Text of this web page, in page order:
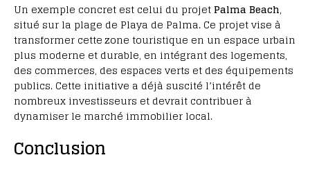
Un exemple concret est celui du projetPalma Beach,
situé sur la plage de Playa de Palma. Ce projet vise à
transformer cette zone touristique en un espace urbain
plus moderne et durable, en intégrant des logements,
des commerces, des espaces verts et des équipements
publics. Cette initiative a déjà suscité l’intérêt de
nombreux investisseurs et devrait contribuer à
dynamiser le marché immobilier local.
Conclusion